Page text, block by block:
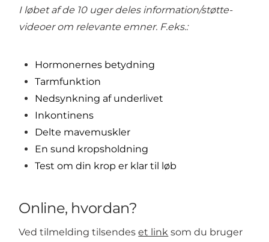
I løbet af de 10 uger deles information/støtte-
videoer om relevante emner. F.eks.:
Hormonernes betydning
Tarmfunktion
Nedsynkning af underlivet
Inkontinens
Delte mavemuskler
En sund kropsholdning
Test om din krop er klar til løb
Online, hvordan?
Ved tilmelding tilsendeset link som du bruger